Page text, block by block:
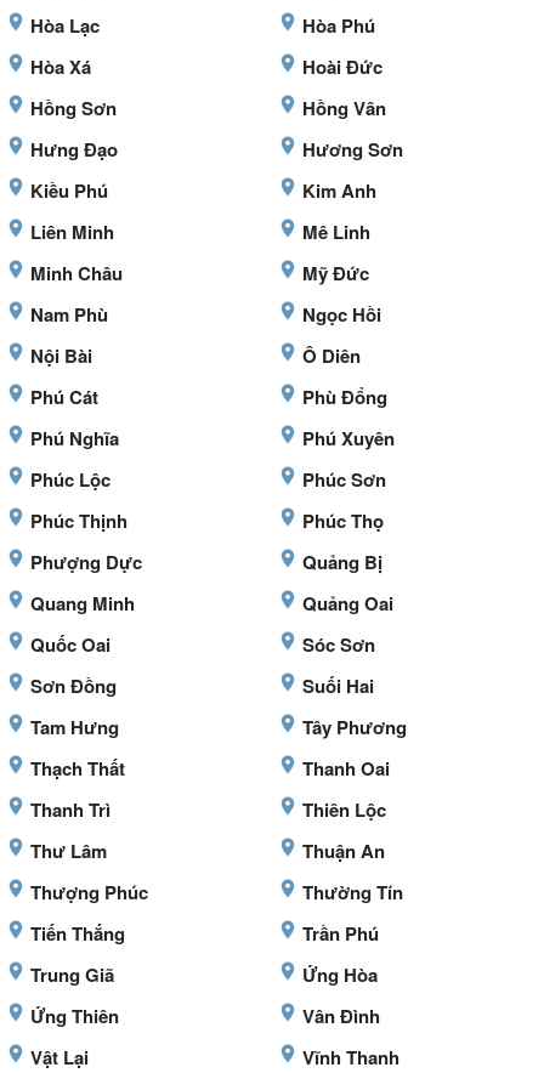
Hòa Lạc
Hòa Phú
Hòa Xá
Hoài Đức
Hồng Sơn
Hồng Vân
Hưng Đạo
Hương Sơn
Kiều Phú
Kim Anh
Liên Minh
Mê Linh
Minh Châu
Mỹ Đức
Nam Phù
Ngọc Hồi
Nội Bài
Ô Diên
Phú Cát
Phù Đổng
Phú Nghĩa
Phú Xuyên
Phúc Lộc
Phúc Sơn
Phúc Thịnh
Phúc Thọ
Phượng Dực
Quảng Bị
Quang Minh
Quảng Oai
Quốc Oai
Sóc Sơn
Sơn Đồng
Suối Hai
Tam Hưng
Tây Phương
Thạch Thất
Thanh Oai
Thanh Trì
Thiên Lộc
Thư Lâm
Thuận An
Thượng Phúc
Thường Tín
Tiến Thắng
Trần Phú
Trung Giã
Ứng Hòa
Ứng Thiên
Vân Đình
Vật Lại
Vĩnh Thanh